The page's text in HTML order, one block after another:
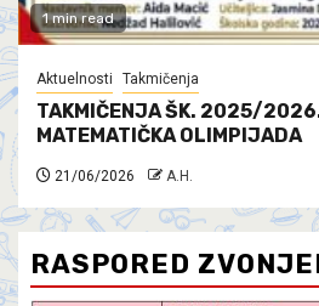
1 min read
Aktuelnosti Takmičenja
TAKMIČENJA ŠK. 2025/
MATEMATIČKA OLIMPIJADA
21/06/2026 A.H.
RASPORED